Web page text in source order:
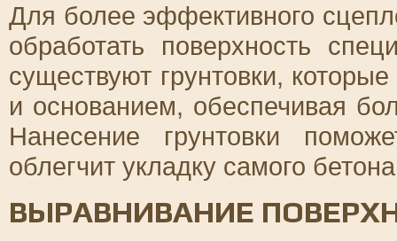
Для более эффективного
обработать поверхность
существуют грунтовки,
и основанием, обеспечивая
Нанесение грунтовки
облегчит укладку самого
ВЫРАВНИВАНИЕ